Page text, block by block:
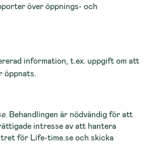
över öppnings- och
information, t.ex. uppgift om att
öppnats.
. Behandlingen är nödvändig för att
intresse av att hantera
för Life-time.se och skicka